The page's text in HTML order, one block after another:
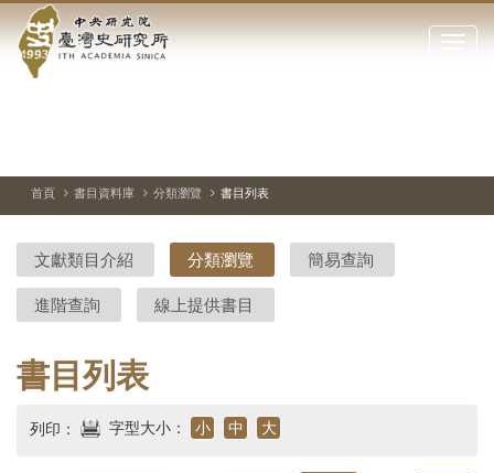
到中
央
院-
臺
灣
史
研
究
點
閉
站
停、
圖
圖
結
首頁 書目資料庫 分類瀏覽 書目列表
文獻類目介紹 分類瀏覽 簡易查詢
進階查詢 線上提供書目
書目列表
列印： 字型大小： 小 中 大